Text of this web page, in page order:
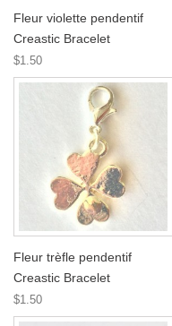
Fleur violette pendentif
Creastic Bracelet
$1.50
Fleur trèfle pendentif
Creastic Bracelet
$1.50